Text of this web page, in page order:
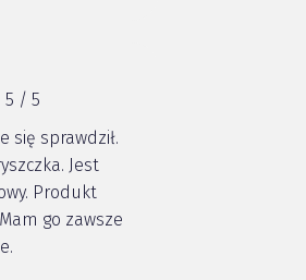
5 / 5
się sprawdził.
Jest
Produkt
go zawsze